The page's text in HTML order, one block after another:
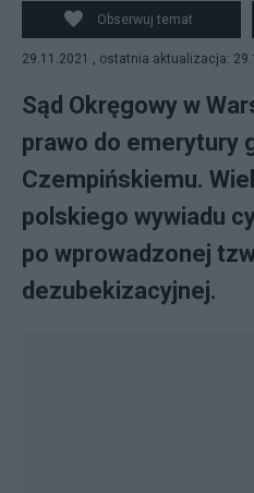
Obserwuj temat
29.11.2021 , ostatnia aktualizacja:
Sąd Okręgowy w
prawo do emerytury
Czempińskiemu.
polskiego wywiadu
po wprowadzonej
dezubekizacyjnej.